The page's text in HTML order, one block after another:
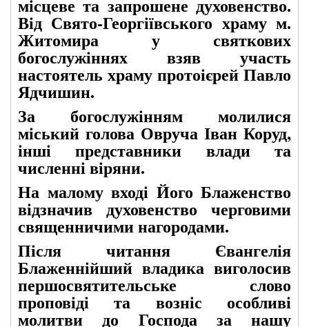
місцеве та запрошене духовенство.
Від Свято-Георгіївського храму м.
Житомира у святкових
богослужіннях взяв участь
настоятель храму протоієрей Павло
Ядчишин.
За богослужінням молилися
міський голова Овруча Іван Коруд,
інші представники влади та
численні віряни.
На малому вході Його Блаженство
відзначив духовенство черговими
священничими нагородами.
Після читання Євангелія
Блаженнійший владика виголосив
першосвятительське слово
проповіді та возніс особливі
молитви до Господа за нашу